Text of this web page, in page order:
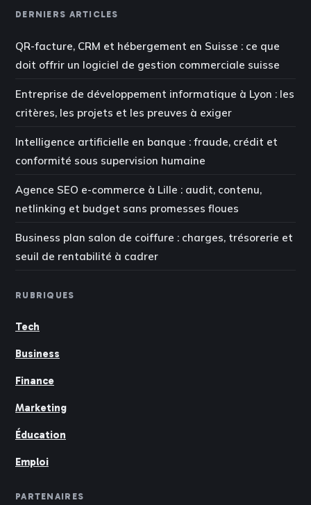
DERNIERS ARTICLES
QR-facture, CRM et hébergement en Suisse : ce que
doit offrir un logiciel de gestion commerciale suisse
Entreprise de développement informatique à Lyon : les
critères, les projets et les preuves à exiger
Intelligence artificielle en banque : fraude, crédit et
conformité sous supervision humaine
Agence SEO e-commerce à Lille : audit, contenu,
netlinking et budget sans promesses floues
Business plan salon de coiffure : charges, trésorerie et
seuil de rentabilité à cadrer
RUBRIQUES
Tech
Business
Finance
Marketing
Éducation
Emploi
PARTENAIRES